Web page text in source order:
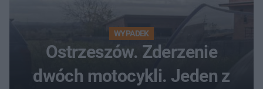
WYPADEK
Ostrzeszów. Zderzenie
dwóch motocykli. Jeden z